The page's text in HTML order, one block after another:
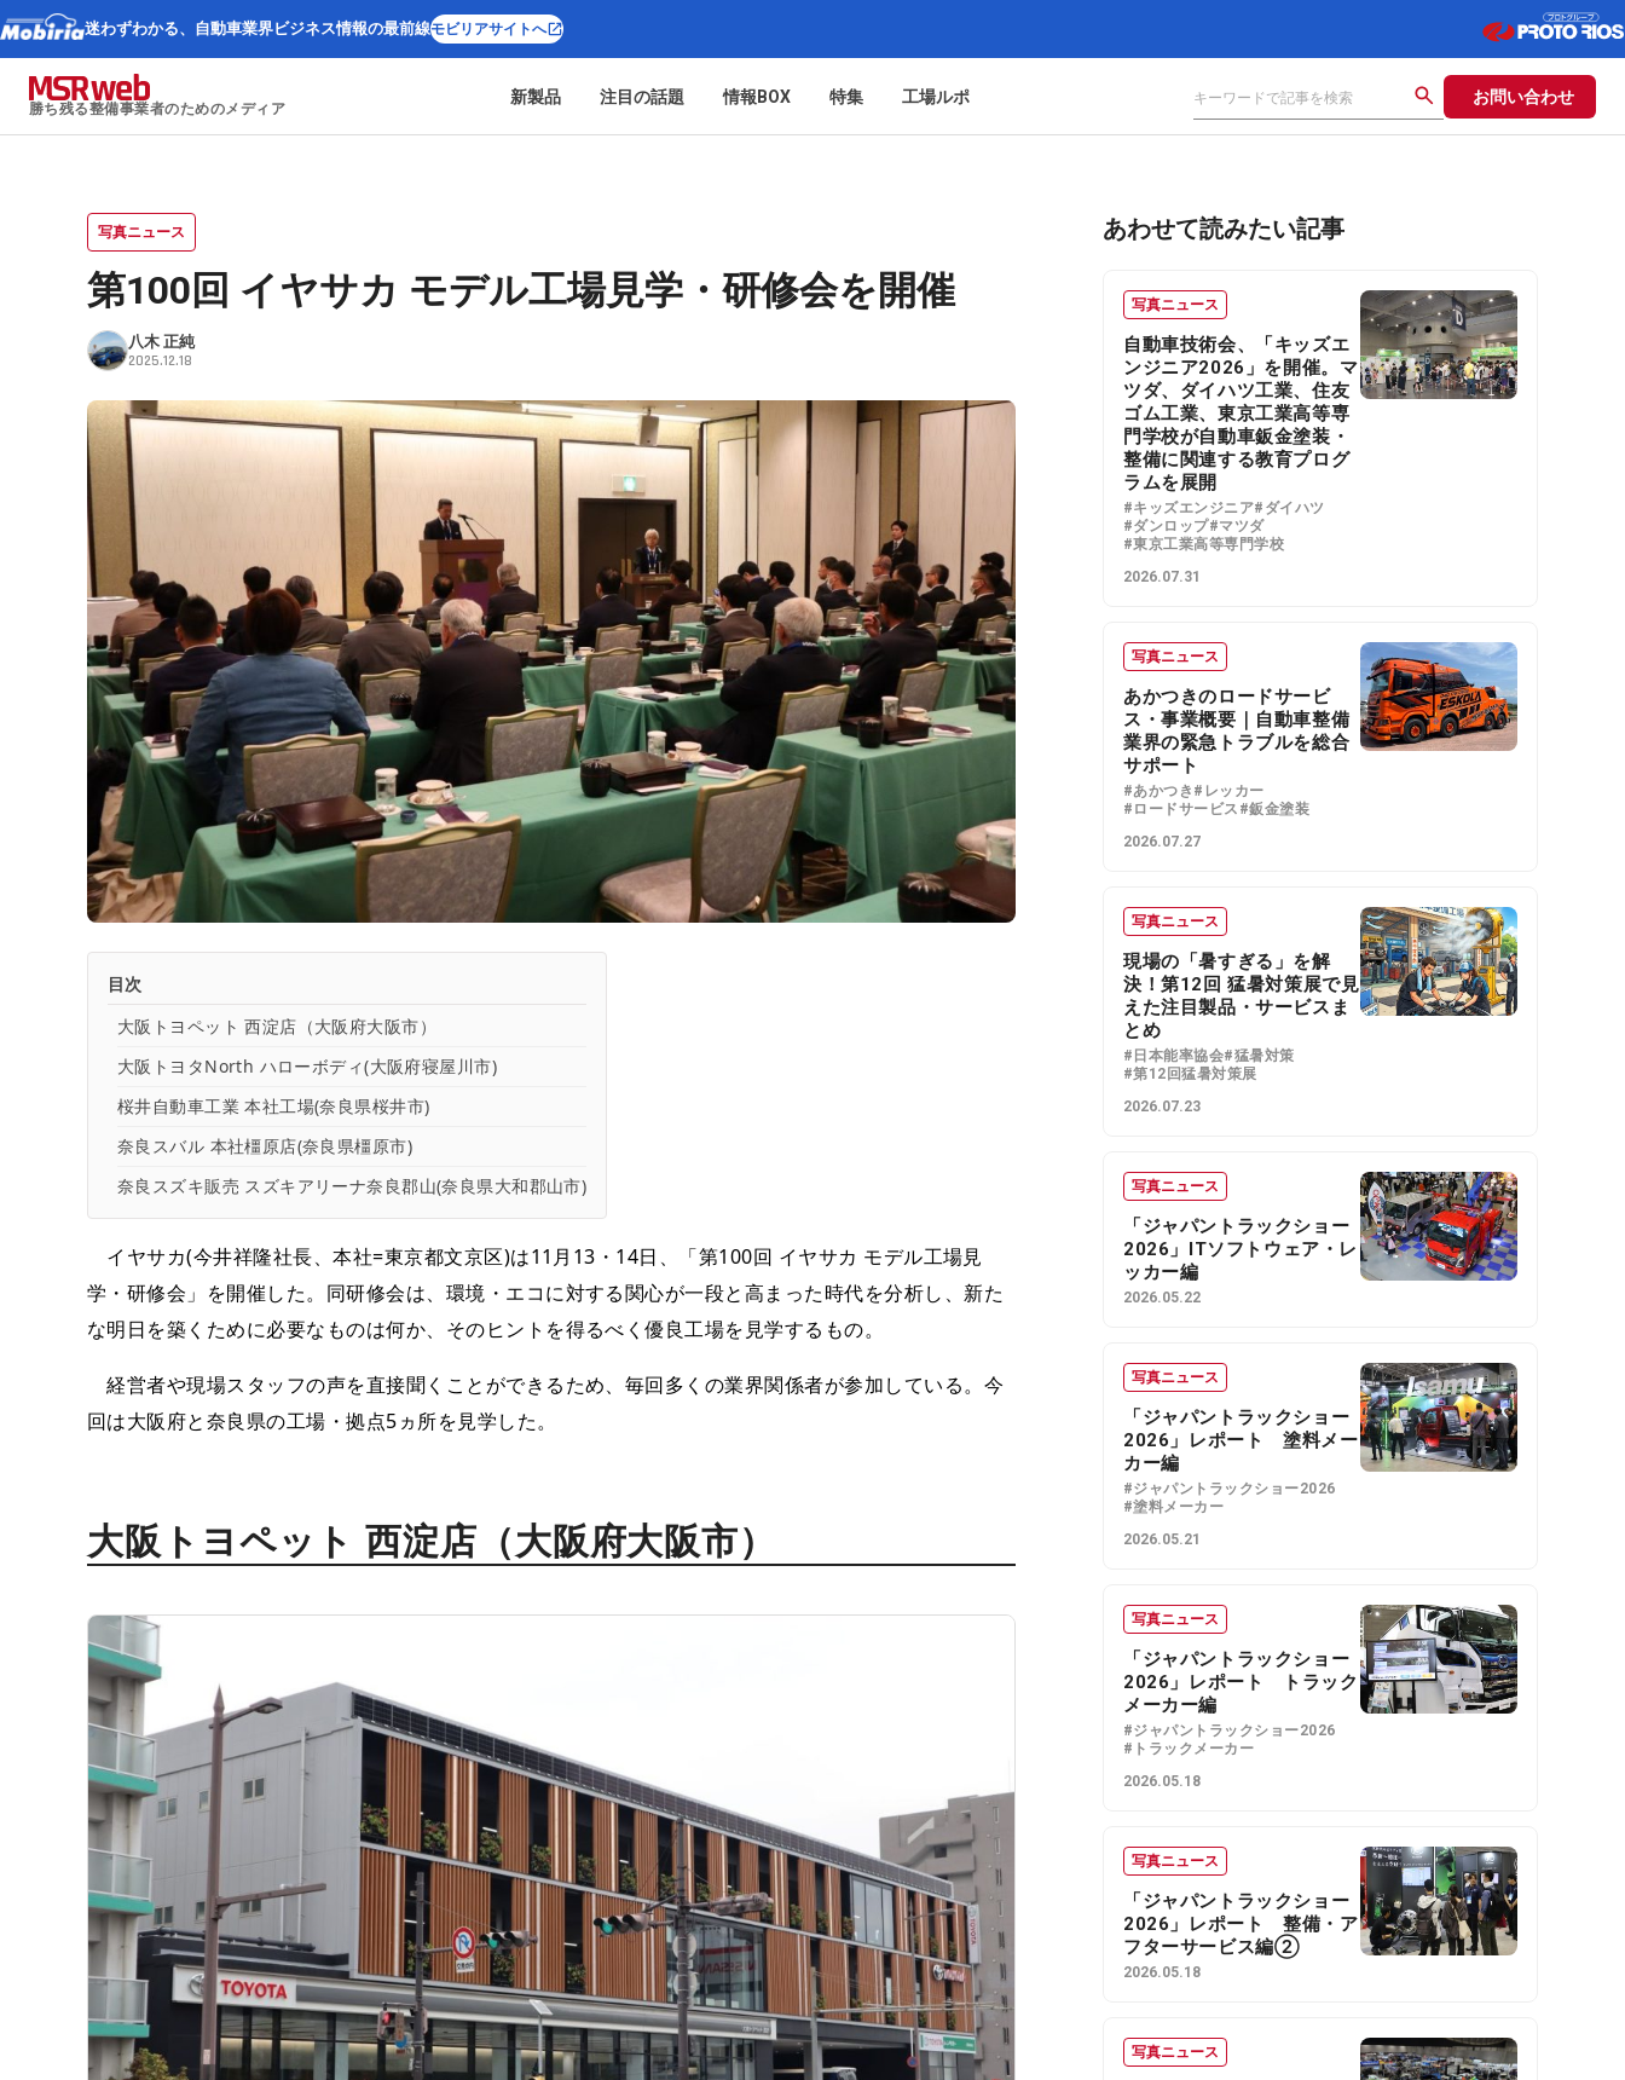
迷わずわかる、 自動車業界ビジネス情報の最前線モビリアサイトへ
勝ち残る整備事業者のためのメディア
新製品 注目の話題 情報BOX 特集 工場ルポ お問い合わせ
写真ニュース
第100回 イヤサカ モデル工場見学・研修会を開催
八木 正純
2025.12.18
目次
大阪トヨペット 西淀店（大阪府大阪市）
大阪トヨタNorth ハローボディ(大阪府寝屋川市)
桜井自動車工業 本社工場(奈良県桜井市)
奈良スバル 本社橿原店(奈良県橿原市)
奈良スズキ販売 スズキアリーナ奈良郡山(奈良県大和郡山市)
イヤサカ(今井祥隆社長、本社=東京都文京区)は11月13・14日、「第100回 イヤサカ モデル工場見
学・研修会」を開催した。同研修会は、環境・エコに対する関心が一段と高まった時代を分析し、新た
な明日を築くために必要なものは何か、そのヒントを得るべく優良工場を見学するもの。
経営者や現場スタッフの声を直接聞くことができるため、毎回多くの業界関係者が参加している。今
回は大阪府と奈良県の工場・拠点5ヵ所を見学した。
大阪トヨペット 西淀店（大阪府大阪市）
あわせて読みたい記事
写真ニュース
自動車技術会、「キッズエ
ンジニア2026」を開催。マ
ツダ、ダイハツ工業、住友
ゴム工業、東京工業高等専
門学校が自動車鈑金塗装・
整備に関連する教育プログ
ラムを展開
#キッズエンジニア#ダイハツ
#ダンロップ#マツダ
#東京工業高等専門学校
2026.07.31
写真ニュース
あかつきのロードサービ
ス・事業概要｜自動車整備
業界の緊急トラブルを総合
サポート
#あかつき #レッカー
#ロードサービス #鈑金塗装
2026.07.27
写真ニュース
現場の「暑すぎる」を解
決！第12回 猛暑対策展で見
えた注目製品・サービスま
とめ
#日本能率協会#猛暑対策
#第12回猛暑対策展
2026.07.23
写真ニュース
「ジャパントラックショー
2026」ITソフトウェア・レ
ッカー編
2026.05.22
写真ニュース
「ジャパントラックショー
2026」レポート 塗料メー
カー編
#ジャパントラックショー2026
#塗料メーカー
2026.05.21
写真ニュース
「ジャパントラックショー
2026」レポート トラック
メーカー編
#ジャパントラックショー2026
#トラックメーカー
2026.05.18
写真ニュース
「ジャパントラックショー
2026」レポート 整備・ア
フターサービス編②
2026.05.18
写真ニュース